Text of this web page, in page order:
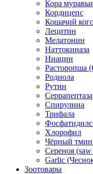
Кора
Кордицепс
Кошачий
Лецитин
Мелатонин
Наттокиназа
Ниацин
Расторопша
Родиола
Рутин
Серрапептаза
Спирулина
Трифала
Хлорофил
Чёрный тмин
Сереноя
Garlic
Зоотовары